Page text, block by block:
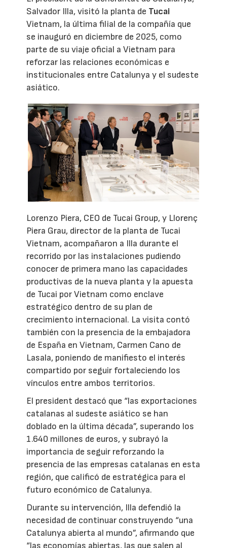
Salvador Illa, visitó la planta de Tucai
Vietnam, la última filial de la compañía que
se inauguró en diciembre de 2025, como
parte de su viaje oficial a Vietnam para
reforzar las relaciones económicas e
institucionales entre Catalunya y el sudeste
asiático.
Lorenzo Piera, CEO de Tucai Group, y Llorenç
Piera Grau, director de la planta de Tucai
Vietnam, acompañaron a Illa durante el
recorrido por las instalaciones pudiendo
conocer de primera mano las capacidades
productivas de la nueva planta y la apuesta
de Tucai por Vietnam como enclave
estratégico dentro de su plan de
crecimiento internacional. La visita contó
también con la presencia de la embajadora
de España en Vietnam, Carmen Cano de
Lasala, poniendo de manifiesto el interés
compartido por seguir fortaleciendo los
vínculos entre ambos territorios.
El president destacó que “las exportaciones
catalanas al sudeste asiático se han
doblado en la última década”, superando los
1.640 millones de euros, y subrayó la
importancia de seguir reforzando la
presencia de las empresas catalanas en esta
región, que calificó de estratégica para el
futuro económico de Catalunya.
Durante su intervención, Illa defendió la
necesidad de continuar construyendo “una
Catalunya abierta al mundo”, afirmando que